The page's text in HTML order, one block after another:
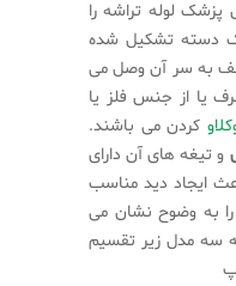
لوله تراشه را
دسته تشکیل شده
به سر آن وصل می
یا از جنس فلز یا
کردن می باشند.
و تیغه های آن دارای
ایجاد دید مناسب
به وضوح نشان می
سه مدل زیر تقسیم